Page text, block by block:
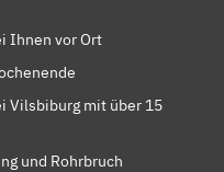
Ihnen vor Ort
Vilsbiburg mit über 15
und Rohrbruch